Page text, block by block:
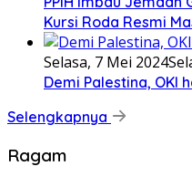
Kursi Roda Resmi
Selasa, 7 Mei 2024
Demi Palestina, OKI
Selengkapnya
Ragam